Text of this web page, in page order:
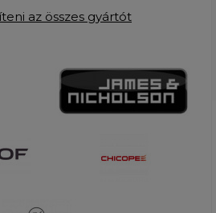
az összes gyártót